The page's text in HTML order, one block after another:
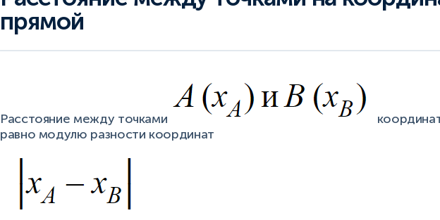
прямой
Расстояние между точками
равно модулю разности координат